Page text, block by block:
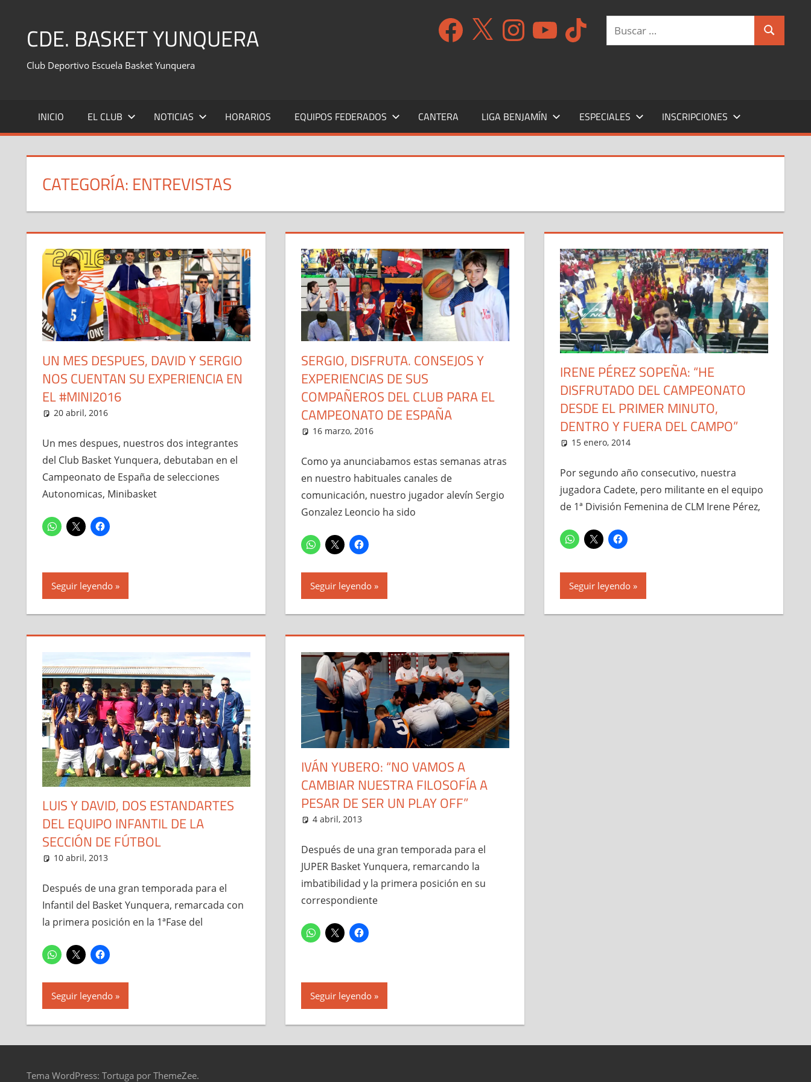
contenidoCDE. BASKET YUNQUERA
Club Deportivo Escuela Basket Yunquera
Buscar
Facebook
X InstagramYouTube TikTok
INICIO EL CLUB NOTICIAS HORARIOS EQUIPOS FEDERADOS CANTERA LIGA BENJAMÍN ESPECIALES INSCRIPCIONES
CATEGORÍA: ENTREVISTAS
UN MES DESPUES, DAVID Y SERGIO
NOS CUENTAN SU EXPERIENCIA EN
EL #MINI2016
20 abril, 2016
Un mes despues, nuestros dos integrantes
del Club Basket Yunquera, debutaban en el
Campeonato de España de selecciones
Autonomicas, Minibasket
Seguir leyendo
SERGIO, DISFRUTA. CONSEJOS Y
EXPERIENCIAS DE SUS
COMPAÑEROS DEL CLUB PARA EL
CAMPEONATO DE ESPAÑA
16 marzo, 2016
Como ya anunciabamos estas semanas atras
en nuestro habituales canales de
comunicación, nuestro jugador alevín Sergio
Gonzalez Leoncio ha sido
Seguir leyendo
IRENE PÉREZ SOPEÑA: “HE
DISFRUTADO DEL CAMPEONATO
DESDE EL PRIMER MINUTO,
DENTRO Y FUERA DEL CAMPO”
15 enero, 2014
Por segundo año consecutivo, nuestra
jugadora Cadete, pero militante en el equipo
de 1ª División Femenina de CLM Irene Pérez,
Seguir leyendo
LUIS Y DAVID, DOS ESTANDARTES
DEL EQUIPO INFANTIL DE LA
SECCIÓN DE FÚTBOL
10 abril, 2013
Después de una gran temporada para el
Infantil del Basket Yunquera, remarcada con
la primera posición en la 1ªFase del
Seguir leyendo
IVÁN YUBERO: “NO VAMOS A
CAMBIAR NUESTRA FILOSOFÍA A
PESAR DE SER UN PLAY OFF”
4 abril, 2013
Después de una gran temporada para el
JUPER Basket Yunquera, remarcando la
imbatibilidad y la primera posición en su
correspondiente
Seguir leyendo
Tema WordPress: Tortuga por ThemeZee.